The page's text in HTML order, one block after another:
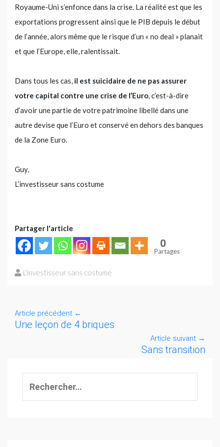
Royaume-Uni s’enfonce dans la crise. La réalité est que les
exportations progressent ainsi que le PIB depuis le début
de l’année, alors même que le risque d’un « no deal » planait
et que l’Europe, elle, ralentissait.
Dans tous les cas, il est suicidaire de ne pas assurer
votre capital contre une crise de l’Euro, c’est-à-dire
d’avoir une partie de votre patrimoine libellé dans une
autre devise que l’Euro et conservé en dehors des banques
de la Zone Euro.
Guy,
L’investisseur sans costume
Partager l'article
0
Partages
L'investisseur sans costume
Article précédent ←
Une leçon de 4 briques
Article suivant →
Sans transition